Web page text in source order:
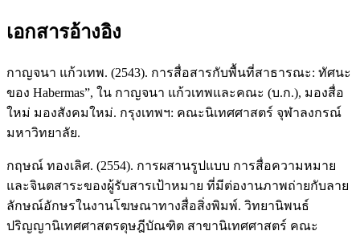
เอกสารอ้างอิง
กาญจนา แก้วเทพ. (2543). การสื่อสารกับพื้นที่สาธารณะ: ทัศนะ
ของ Habermas”, ใน กาญจนา แก้วเทพและคณะ (บ.ก.), มองสื่อ
ใหม่ มองสังคมใหม่. กรุงเทพฯ: คณะนิเทศศาสตร์ จุฬาลงกรณ์
มหาวิทยาลัย.
กฤษณ์ ทองเลิศ. (2554). การผสานรูปแบบ การสื่อความหมาย
และจินตสาระของผู้รับสารเป้าหมาย ที่มีต่องานภาพถ่ายกับลาย
ลักษณ์อักษรในงานโฆษณาทางสื่อสิ่งพิมพ์. วิทยานิพนธ์
ปริญญานิเทศศาสตรดุษฎีบัณฑิต สาขานิเทศศาสตร์ คณะ